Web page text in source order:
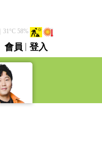
31°C 58%
會員 | 登入
直播 / 重溫